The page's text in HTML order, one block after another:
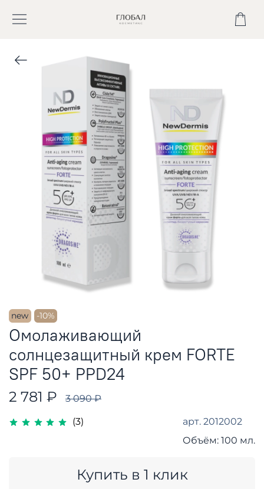
new -10%
(3) арт. 2012002
Объём: 100 мл.
Омолаживающий
солнцезащитный крем FORTE
SPF 50+ PPD24
2 781 ₽ 3 090 ₽
Купить в 1 клик